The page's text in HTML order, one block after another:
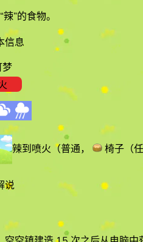
”的食物。
信息
梦
辣到喷火 （普通， 椅子（任
说